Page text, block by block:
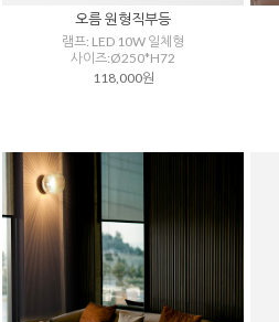
오름 원형직부등
램프: LED 10W 일체형
사이즈:Ø250*H72
118,000원